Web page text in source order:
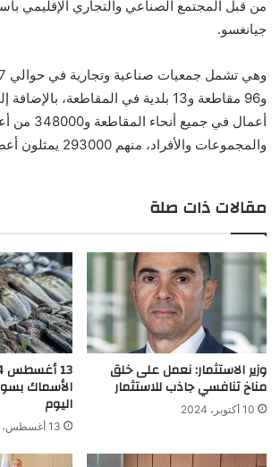
من قبل المجتمع الصناعي والتجاري الإقليمي
جيانغسو.
أعمال في جميع
والمجموعات والأفراد، منهم 293000 يمثلون أعضاء مؤسسيين.
مقالات ذات صلة
وزير الاستثمار: نعمل على خلق
مناخ تنافسي جاذب للاستثمار
10 أكتوبر، 2024
الأسماك
اليوم
13 أغسطس، 2024